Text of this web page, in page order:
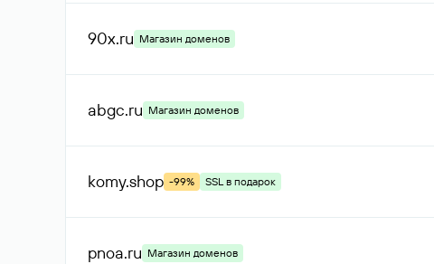
90x.ru Магазин доменов
abgc.ru Магазин доменов
komy.shop -99% SSL в подарок
pnoa.ru Магазин доменов